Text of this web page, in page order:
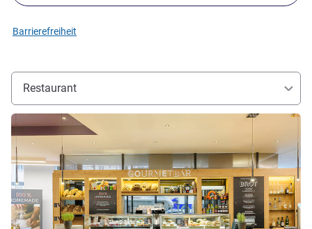
Barrierefreiheit
Restaurant
Details ansehen